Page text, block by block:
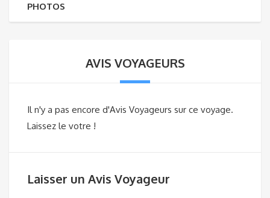
PHOTOS
AVIS VOYAGEURS
Il n'y a pas encore d'Avis Voyageurs sur ce voyage.
Laissez le votre !
Laisser un Avis Voyageur